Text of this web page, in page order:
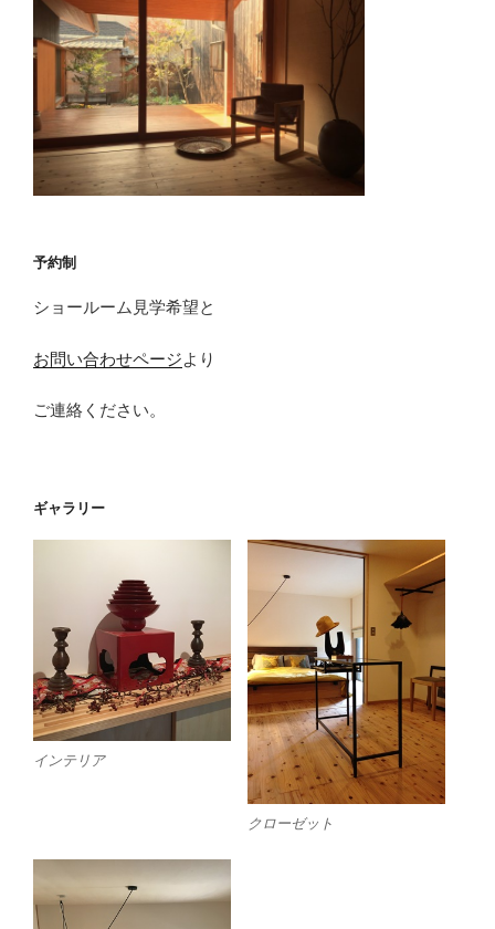
予約制
ショールーム見学希望と
お問い合わせページより
ご連絡ください。
ギャラリー
インテリア
クローゼット